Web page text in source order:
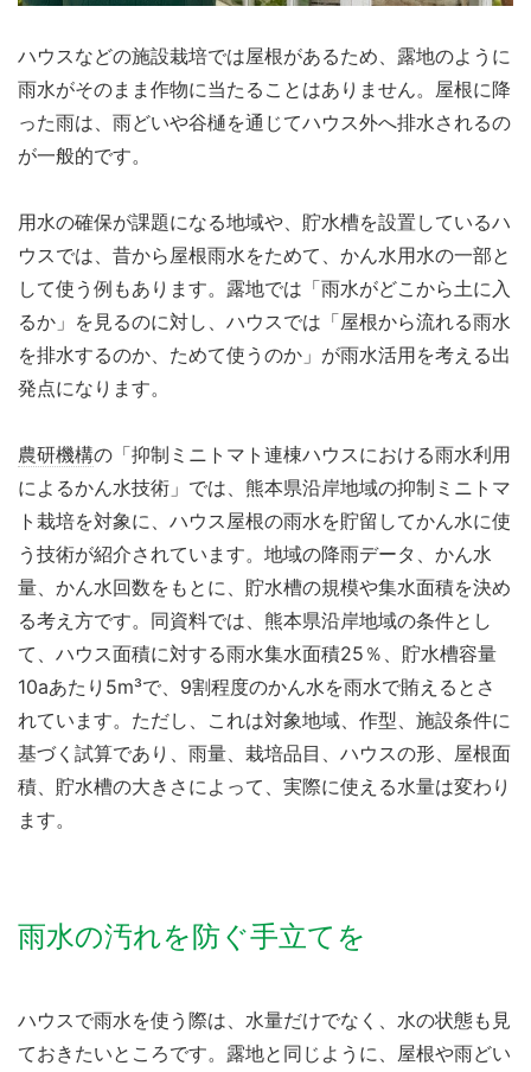
ハウスなどの施設栽培では屋根があるため、露地のように
雨水がそのまま作物に当たることはありません。屋根に降
った雨は、雨どいや谷樋を通じてハウス外へ排水されるの
が一般的です。
用水の確保が課題になる地域や、貯水槽を設置しているハ
ウスでは、昔から屋根雨水をためて、かん水用水の一部と
して使う例もあります。露地では「雨水がどこから土に入
るか」を見るのに対し、ハウスでは「屋根から流れる雨水
を排水するのか、ためて使うのか」が雨水活用を考える出
発点になります。
農研機構の「抑制ミニトマト連棟ハウスにおける雨水利用
によるかん水技術」では、熊本県沿岸地域の抑制ミニトマ
ト栽培を対象に、ハウス屋根の雨水を貯留してかん水に使
う技術が紹介されています。地域の降雨データ、かん水
量、かん水回数をもとに、貯水槽の規模や集水面積を決め
る考え方です。同資料では、熊本県沿岸地域の条件とし
て、ハウス面積に対する雨水集水面積25％、貯水槽容量
10aあたり5m³で、9割程度のかん水を雨水で賄えるとさ
れています。ただし、これは対象地域、作型、施設条件に
基づく試算であり、雨量、栽培品目、ハウスの形、屋根面
積、貯水槽の大きさによって、実際に使える水量は変わり
ます。
雨水の汚れを防ぐ手立てを
ハウスで雨水を使う際は、水量だけでなく、水の状態も見
ておきたいところです。露地と同じように、屋根や雨どい